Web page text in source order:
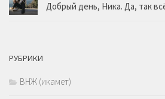
Добрый день, Ника. Да, так
РУБРИКИ
ВНЖ (икамет)